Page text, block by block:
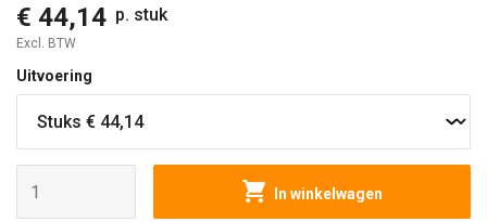
€ 44,14 p. stuk
Excl. BTW
Uitvoering
In winkelwagen